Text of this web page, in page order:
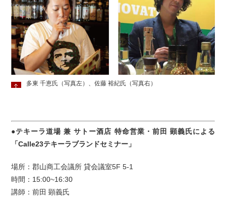
多東 千恵氏（写真左）、佐藤 裕紀氏（写真右）
●テキーラ道場 兼 サトー酒店 特命営業・前田 顕義氏による
「Calle23テキーラブランドセミナー」
場所：郡山商工会議所 貸会議室5F 5-1
時間：15:00~16:30
講師：前田 顕義氏